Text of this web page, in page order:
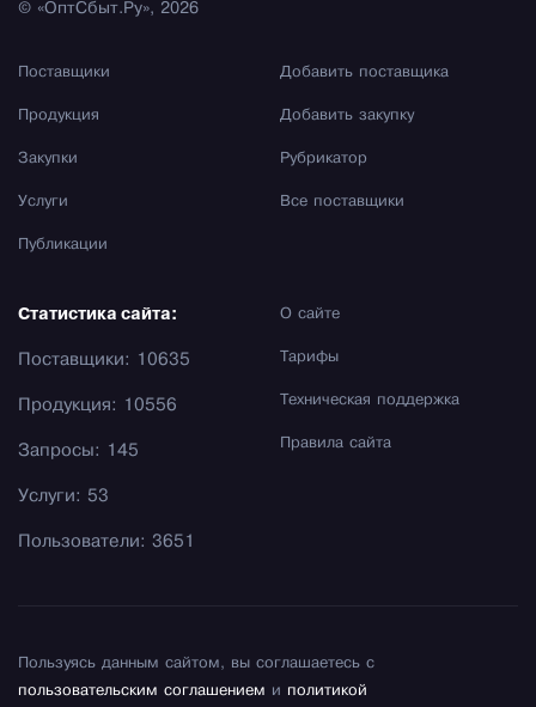
© «ОптСбыт.Ру», 2026
Поставщики
Продукция
Закупки
Услуги
Публикации
Добавить поставщика
Добавить закупку
Рубрикатор
Все поставщики
О сайте
Тарифы
Техническая поддержка
Правила сайта
Статистика сайта:
Поставщики: 10635
Продукция: 10556
Запросы: 145
Услуги: 53
Пользователи: 3651
Пользуясь данным сайтом, вы соглашаетесь с
пользовательским соглашением и политикой